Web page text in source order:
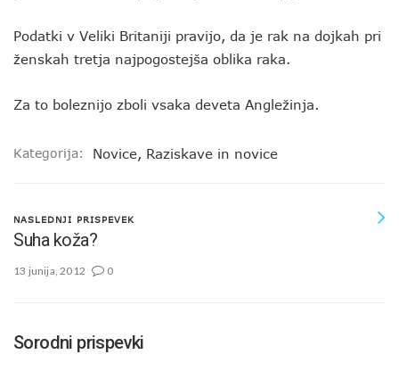
Podatki v Veliki Britaniji pravijo, da je rak na dojkah pri
ženskah tretja najpogostejša oblika raka.
Za to boleznijo zboli vsaka deveta Angležinja.
Kategorija: Novice, Raziskave in novice
NASLEDNJI PRISPEVEK
Suha koža?
13 junija, 2012 0
Sorodni prispevki